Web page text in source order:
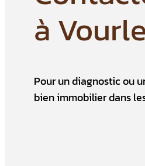
à
Pour un diagnostic ou
bien immobilier dans